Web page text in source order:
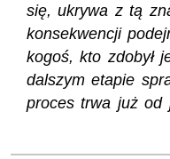
się, ukrywa z tą
konsekwencji
kogoś, kto zdobył
dalszym etapie
proces trwa już od